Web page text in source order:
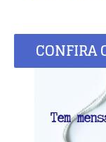
CONFIRA